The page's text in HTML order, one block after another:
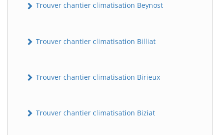
Trouver chantier climatisation Beynost
Trouver chantier climatisation Billiat
Trouver chantier climatisation Birieux
Trouver chantier climatisation Biziat